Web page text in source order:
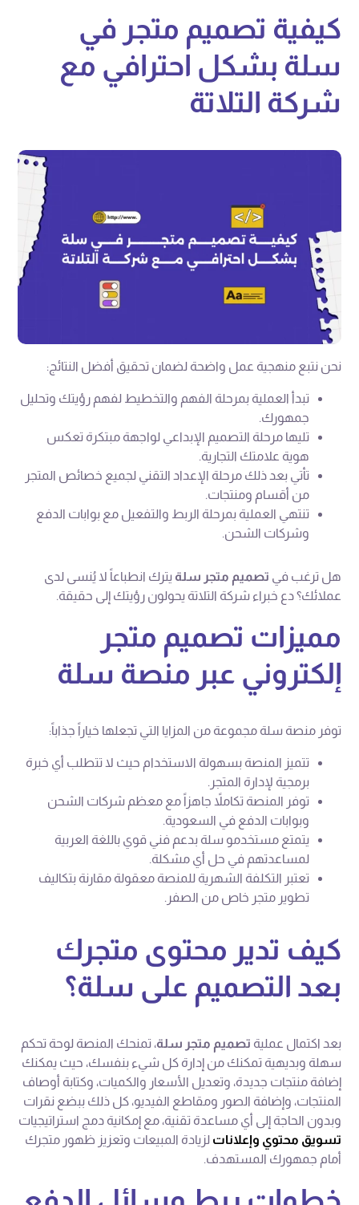
كيفية تصميم متجر في
سلة بشكل احترافي مع
شركة التلاتة
نحن نتبع منهجية عمل واضحة لضمان تحقيق أفضل النتائج:
تبدأ العملية بمرحلة الفهم والتخطيط لفهم رؤيتك وتحليل
جمهورك.
تليها مرحلة التصميم الإبداعي لواجهة مبتكرة تعكس
هوية علامتك التجارية.
تأتي بعد ذلك مرحلة الإعداد التقني لجميع خصائص المتجر
من أقسام ومنتجات.
تنتهي العملية بمرحلة الربط والتفعيل مع بوابات الدفع
وشركات الشحن.
هل ترغب في تصميم متجر سلة يترك انطباعاً لا يُنسى لدى
عملائك؟ دع خبراء شركة التلاتة يحولون رؤيتك إلى حقيقة.
مميزات تصميم متجر
إلكتروني عبر منصة سلة
توفر منصة سلة مجموعة من المزايا التي تجعلها خياراً جذاباً:
تتميز المنصة بسهولة الاستخدام حيث لا تتطلب أي خبرة
برمجية لإدارة المتجر.
توفر المنصة تكاملاً جاهزاً مع معظم شركات الشحن
وبوابات الدفع في السعودية.
يتمتع مستخدمو سلة بدعم فني قوي باللغة العربية
لمساعدتهم في حل أي مشكلة.
تعتبر التكلفة الشهرية للمنصة معقولة مقارنة بتكاليف
تطوير متجر خاص من الصفر.
كيف تدير محتوى متجرك
بعد التصميم على سلة؟
بعد اكتمال عملية تصميم متجر سلة، تمنحك المنصة لوحة تحكم
سهلة وبديهية تمكنك من إدارة كل شيء بنفسك، حيث يمكنك
إضافة منتجات جديدة، وتعديل الأسعار والكميات، وكتابة أوصاف
المنتجات، وإضافة الصور ومقاطع الفيديو، كل ذلك ببضع نقرات
وبدون الحاجة إلى أي مساعدة تقنية، مع إمكانية دمج استراتيجيات
تسويق محتوي وإعلانات لزيادة المبيعات وتعزيز ظهور متجرك
أمام جمهورك المستهدف.